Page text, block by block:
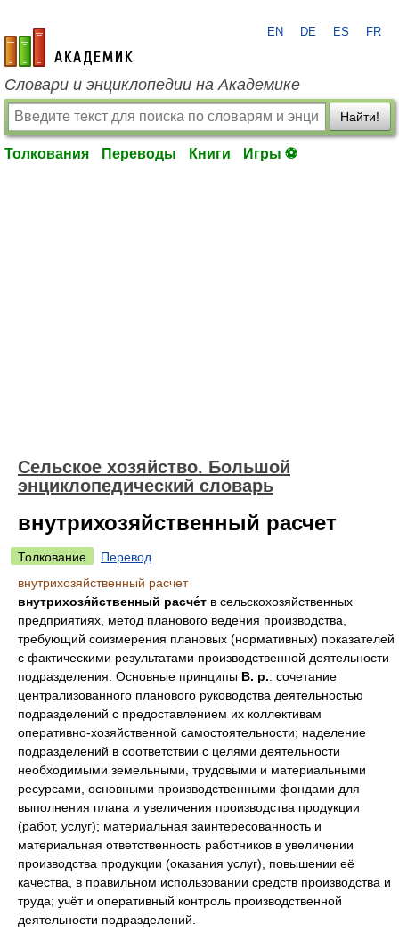
academic.ru
EN DE ES FR
Словари и энциклопедии на Академике
Найти!
Толкования Переводы Книги Игры ⚽
Сельское хозяйство. Большой
энциклопедический словарь
внутрихозяйственный расчет
Толкование
Перевод
внутрихозяйственный расчет
внутрихозя́йственный расче́т в сельскохозяйственных
предприятиях, метод планового ведения производства,
требующий соизмерения плановых (нормативных) показателей
с фактическими результатами производственной деятельности
подразделения. Основные принципы В. р.: сочетание
централизованного планового руководства деятельностью
подразделений с предоставлением их коллективам
оперативно-хозяйственной самостоятельности; наделение
подразделений в соответствии с целями деятельности
необходимыми земельными, трудовыми и материальными
ресурсами, основными производственными фондами для
выполнения плана и увеличения производства продукции
(работ, услуг); материальная заинтересованность и
материальная ответственность работников в увеличении
производства продукции (оказания услуг), повышении её
качества, в правильном использовании средств производства и
труда; учёт и оперативный контроль производственной
деятельности подразделений.